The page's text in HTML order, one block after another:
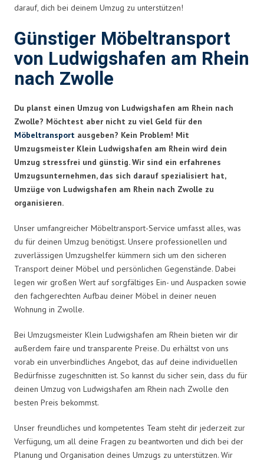
darauf, dich bei deinem Umzug zu unterstützen!
Günstiger Möbeltransport
von Ludwigshafen am Rhein
nach Zwolle
Du planst einen Umzug von Ludwigshafen am Rhein nach
Zwolle? Möchtest aber nicht zu viel Geld für den
Möbeltransport ausgeben? Kein Problem! Mit
Umzugsmeister Klein Ludwigshafen am Rhein wird dein
Umzug stressfrei und günstig. Wir sind ein erfahrenes
Umzugsunternehmen, das sich darauf spezialisiert hat,
Umzüge von Ludwigshafen am Rhein nach Zwolle zu
organisieren.
Unser umfangreicher Möbeltransport-Service umfasst alles, was
du für deinen Umzug benötigst. Unsere professionellen und
zuverlässigen Umzugshelfer kümmern sich um den sicheren
Transport deiner Möbel und persönlichen Gegenstände. Dabei
legen wir großen Wert auf sorgfältiges Ein- und Auspacken sowie
den fachgerechten Aufbau deiner Möbel in deiner neuen
Wohnung in Zwolle.
Bei Umzugsmeister Klein Ludwigshafen am Rhein bieten wir dir
außerdem faire und transparente Preise. Du erhältst von uns
vorab ein unverbindliches Angebot, das auf deine individuellen
Bedürfnisse zugeschnitten ist. So kannst du sicher sein, dass du für
deinen Umzug von Ludwigshafen am Rhein nach Zwolle den
besten Preis bekommst.
Unser freundliches und kompetentes Team steht dir jederzeit zur
Verfügung, um all deine Fragen zu beantworten und dich bei der
Planung und Organisation deines Umzugs zu unterstützen. Wir